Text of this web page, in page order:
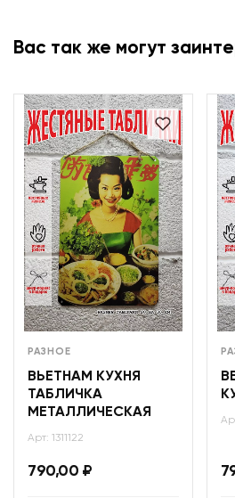
Вас так же могут
РАЗНОЕ
ВЬЕТНАМ КУХНЯ
ТАБЛИЧКА
МЕТАЛЛИЧЕСКАЯ
Арт: 1311122
790,00 ₽